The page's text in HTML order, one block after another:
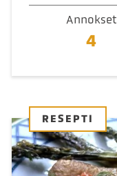
Annokset
4
RESEPTI